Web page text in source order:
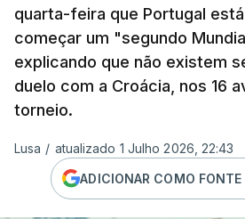
quarta-feira que Portugal
começar um "segundo
explicando que não existem
duelo com a Croácia, nos 16
torneio.
Lusa / atualizado 1 Julho 2026, 22:43
ADICIONAR COMO